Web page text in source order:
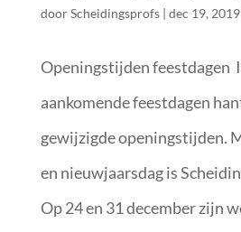
doorScheidingsprofs| dec 19, 2019
Openingstijden feestdagen
aankomende feestdagen
gewijzigde openingstijden.
en nieuwjaarsdag is
Op 24 en 31 december zijn